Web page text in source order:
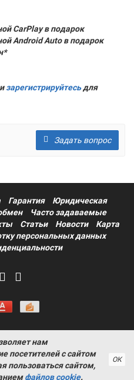
CarPlay в подарок
Android Auto в подарок
зарегистрируйтесьдля
Задать вопрос
Гарантия
Юридическая
Часто задаваемые
Статьи Новости
Карта
персональных данных
характер и не
определяемой положениями
РФ ProtectAuto © 2011-
нам
посетителей с сайтом
пользоваться сайтом,
файлов cookie.
ОК